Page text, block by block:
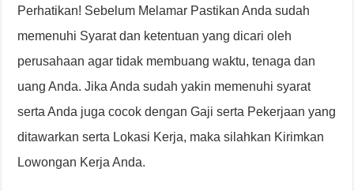
Perhatikan! Sebelum Melamar Pastikan Anda sudah
memenuhi Syarat dan ketentuan yang dicari oleh
perusahaan agar tidak membuang waktu, tenaga dan
uang Anda. Jika Anda sudah yakin memenuhi syarat
serta Anda juga cocok dengan Gaji serta Pekerjaan yang
ditawarkan serta Lokasi Kerja, maka silahkan Kirimkan
Lowongan Kerja Anda.